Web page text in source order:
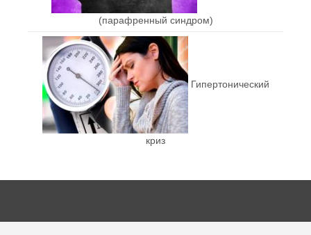
(парафренный синдром)
Гипертонический
криз